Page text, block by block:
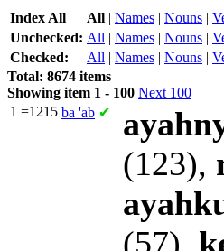
Index All All | Names | Nouns |
Unchecked: All | Names | Nouns |
Checked:
All | Names | Nouns |
Total: 8674 items
Showing item 1 - 100 Next 100
1 =1215 ba 'ab ✔
(123),
(57),